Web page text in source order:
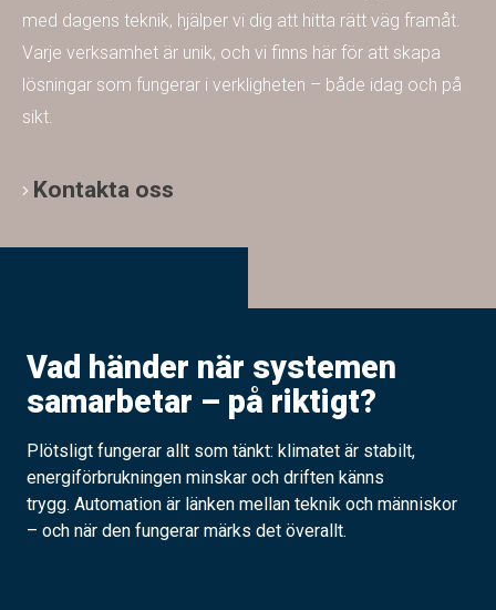
med dagens teknik, hjälper vi dig att hitta rätt väg framåt.
Varje verksamhet är unik, och vi finns här för att skapa
lösningar som fungerar i verkligheten – både idag och på
sikt.
Kontakta oss
Vad händer när systemen
samarbetar – på riktigt?
Plötsligt fungerar allt som tänkt: klimatet är stabilt,
energiförbrukningen minskar och driften känns
trygg. Automation är länken mellan teknik och människor
– och när den fungerar märks det överallt.